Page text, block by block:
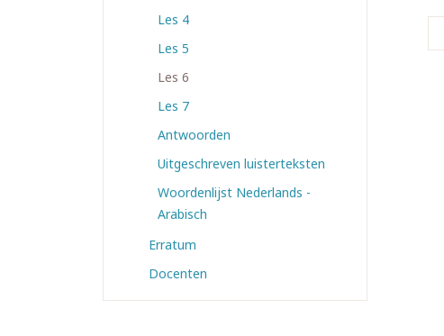
Les 4
Les 5
Les 6
Les 7
Antwoorden
Uitgeschreven luisterteksten
Woordenlijst Nederlands -
Arabisch
Erratum
Docenten